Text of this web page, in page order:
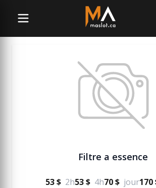
Vente pour mécanique
Filtre a essence
53 $ 2h53 $ 4h70 $ jour170